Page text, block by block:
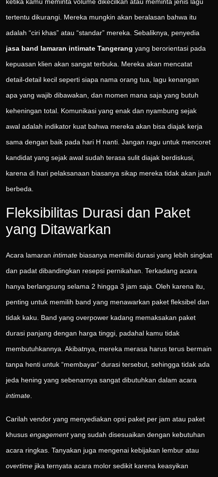
tertentu dikurangi. Mereka mungkin akan beralasan bahwa itu
adalah “ciri khas” atau “standar” mereka. Sebaliknya, penyedia
jasa band lamaran intimate Tangerang yang berorientasi pada
kepuasan klien akan sangat terbuka. Mereka akan mencatat
detail-detail kecil seperti siapa nama orang tua, lagu kenangan
apa yang wajib dibawakan, dan momen mana saja yang butuh
keheningan total. Komunikasi yang enak dan nyambung sejak
awal adalah indikator kuat bahwa mereka akan bisa diajak kerja
sama dengan baik pada hari H nanti. Jangan ragu untuk mencoret
kandidat yang sejak awal sudah terasa sulit diajak berdiskusi,
karena di hari pelaksanaan biasanya sikap mereka tidak akan jauh
berbeda.
Fleksibilitas Durasi dan Paket
yang Ditawarkan
Acara lamaran intimate biasanya memiliki durasi yang lebih singkat
dan padat dibandingkan resepsi pernikahan. Terkadang acara
hanya berlangsung selama 2 hingga 3 jam saja. Oleh karena itu,
penting untuk memilih band yang menawarkan paket fleksibel dan
tidak kaku. Band yang overpower kadang memaksakan paket
durasi panjang dengan harga tinggi, padahal kamu tidak
membutuhkannya. Akibatnya, mereka merasa harus terus bermain
tanpa henti untuk “membayar” durasi tersebut, sehingga tidak ada
jeda hening yang sebenarnya sangat dibutuhkan dalam acara
intimate
Carilah vendor yang menyediakan opsi paket per jam atau paket
khusus engagementyang sudah disesuaikan dengan kebutuhan
acara ringkas. Tanyakan juga mengenai kebijakan lembur atau
overtime jika ternyata acara molor sedikit karena keasyikan